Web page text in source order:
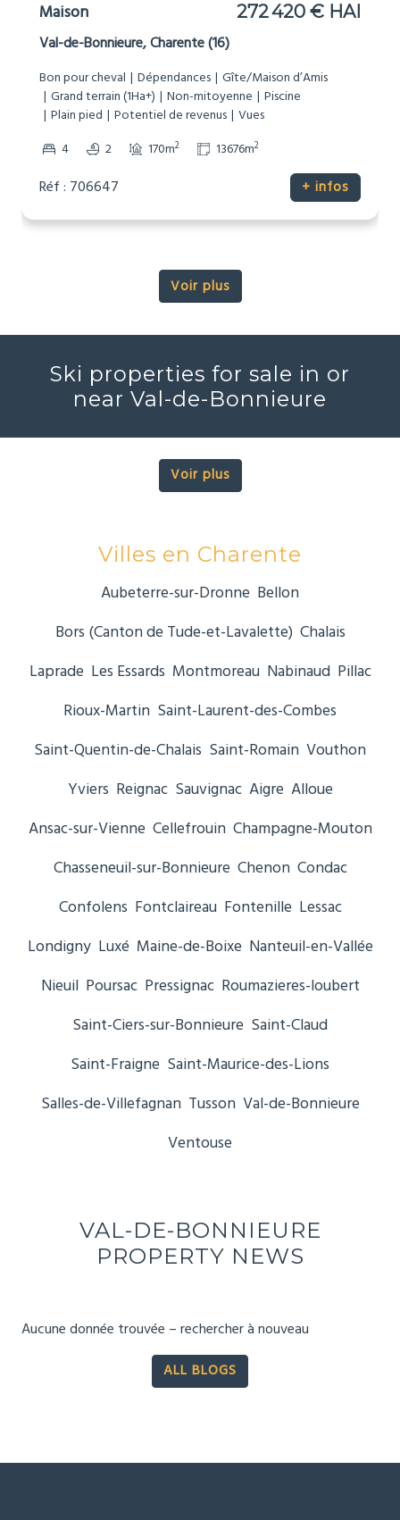
Maison 272 420 € HAI
Val-de-Bonnieure, Charente (16)
Bon pour cheval Dépendances Gîte/Maison d’Amis
Grand terrain (1Ha+)
Non-mitoyenne
Piscine
Plain pied
Potentiel de revenus Vues
4
2 170m2 13676m2
Réf : 706647 + infos
Voir plus
Ski properties for sale in or
near Val-de-Bonnieure
Voir plus
Villes en Charente
Aubeterre-sur-Dronne Bellon
Bors (Canton de Tude-et-Lavalette) Chalais
Laprade Les Essards Montmoreau Nabinaud Pillac
Rioux-Martin Saint-Laurent-des-Combes
Saint-Quentin-de-Chalais Saint-Romain Vouthon
Yviers Reignac Sauvignac Aigre Alloue
Ansac-sur-Vienne Cellefrouin Champagne-Mouton
Chasseneuil-sur-Bonnieure Chenon Condac
Confolens Fontclaireau Fontenille Lessac
Londigny Luxé Maine-de-Boixe Nanteuil-en-Vallée
Nieuil Poursac Pressignac Roumazieres-loubert
Saint-Ciers-sur-Bonnieure Saint-Claud
Saint-Fraigne Saint-Maurice-des-Lions
Salles-de-Villefagnan Tusson Val-de-Bonnieure
Ventouse
VAL-DE-BONNIEURE
PROPERTY NEWS
Aucune donnée trouvée – rechercher à nouveau
ALL BLOGS